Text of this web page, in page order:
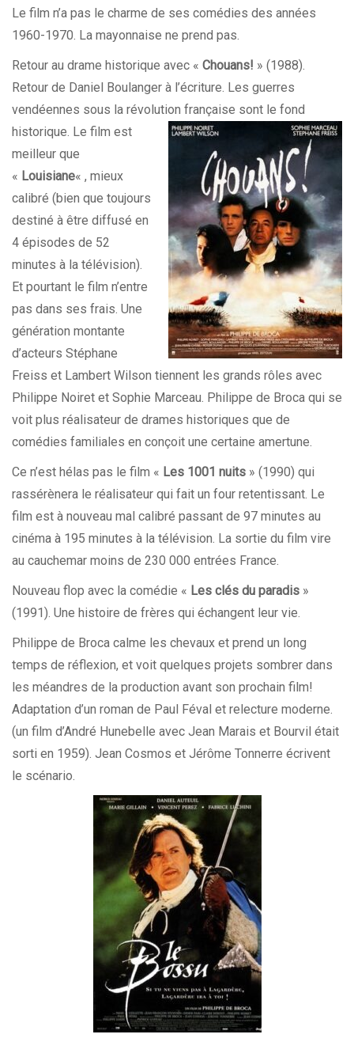
Le film n’a pas le charme de ses comédies des années
1960-1970. La mayonnaise ne prend pas.
Retour au drame historique avec « Chouans! » (1988).
Retour de Daniel Boulanger à l’écriture. Les guerres
vendéennes sous la révolution française sont le fond
historique. Le film est
meilleur que
« Louisiane« , mieux
calibré (bien que toujours
destiné à être diffusé en
4 épisodes de 52
minutes à la télévision).
Et pourtant le film n’entre
pas dans ses frais. Une
génération montante
d’acteurs Stéphane
Freiss et Lambert Wilson tiennent les grands rôles avec
Philippe Noiret et Sophie Marceau. Philippe de Broca qui se
voit plus réalisateur de drames historiques que de
comédies familiales en conçoit une certaine amertune.
Ce n’est hélas pas le film « Les 1001 nuits » (1990) qui
rassérènera le réalisateur qui fait un four retentissant. Le
film est à nouveau mal calibré passant de 97 minutes au
cinéma à 195 minutes à la télévision. La sortie du film vire
au cauchemar moins de 230 000 entrées France.
Nouveau flop avec la comédie « Les clés du paradis »
(1991). Une histoire de frères qui échangent leur vie.
Philippe de Broca calme les chevaux et prend un long
temps de réflexion, et voit quelques projets sombrer dans
les méandres de la production avant son prochain film!
Adaptation d’un roman de Paul Féval et relecture moderne.
(un film d’André Hunebelle avec Jean Marais et Bourvil était
sorti en 1959). Jean Cosmos et Jérôme Tonnerre écrivent
le scénario.